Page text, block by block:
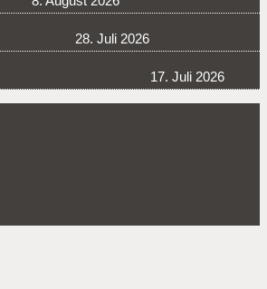
28. Juli 2026
17. Juli 2026